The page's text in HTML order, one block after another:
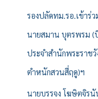
รองปลัดทม.รอ.เข้าร่
นายสมาน บุตรพรม (
ประจำสำนักพระราช
ตำหนักสวนสี่ฤดู)ฯ
นายบรรจง โฆษิตจิร